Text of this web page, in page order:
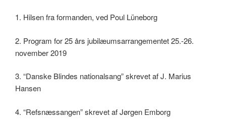
1. Hilsen fra formanden, ved Poul Lüneborg
2. Program for 25 års jubilæumsarrangementet 25.-26.
november 2019
3. “Danske Blindes nationalsang” skrevet af J. Marius
Hansen
4. “Refsnæssangen” skrevet af Jørgen Emborg